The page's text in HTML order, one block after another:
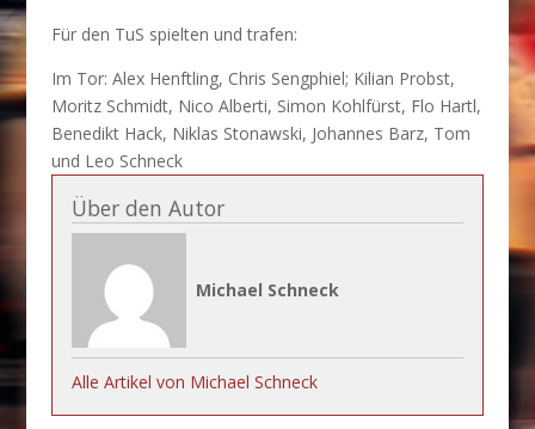
Für den TuS spielten und trafen:
Im Tor: Alex Henftling, Chris Sengphiel; Kilian Probst,
Moritz Schmidt, Nico Alberti, Simon Kohlfürst, Flo Hartl,
Benedikt Hack, Niklas Stonawski, Johannes Barz, Tom
und Leo Schneck
Über den Autor
Michael Schneck
Alle Artikel von Michael Schneck